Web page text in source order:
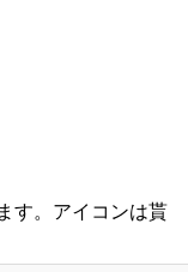
す。アイコンは貰